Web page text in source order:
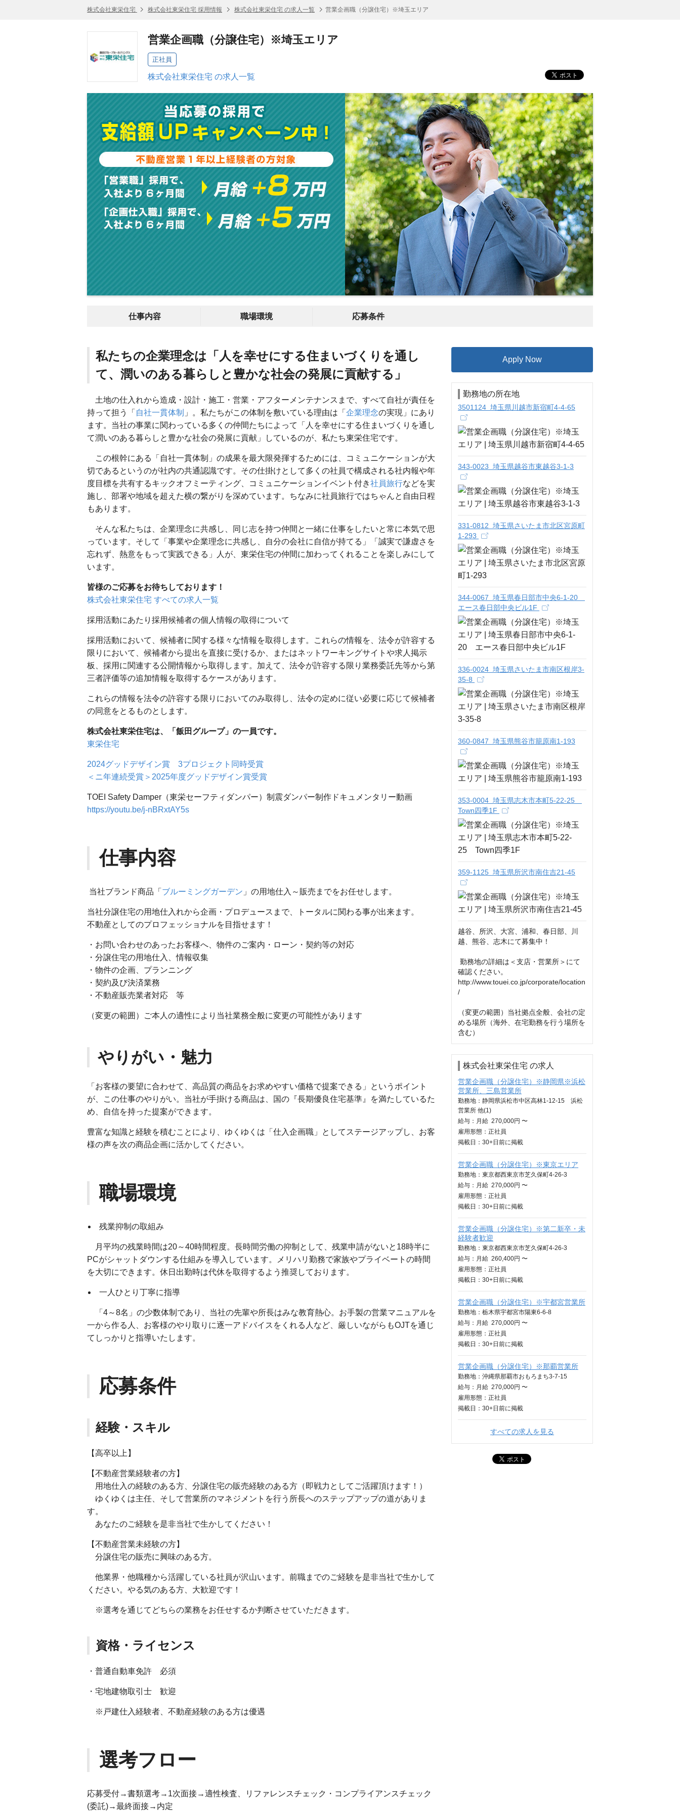
株式会社東栄住宅 株式会社東栄住宅 採用情報 株式会社東栄住宅 の求人一覧 営業企画職（分譲住宅）※埼玉エリア
営業企画職（分譲住宅）※埼玉エリア
正社員
株式会社東栄住宅 の求人一覧
仕事内容 職場環境 応募条件
私たちの企業理念は「人を幸せにする住まいづくりを通し
て、潤いのある暮らしと豊かな社会の発展に貢献する」
土地の仕入れから造成・設計・施工・営業・アフターメンテナンスまで、すべて自社が責任を
持って担う「 自社一貫体制 」。私たちがこの体制を敷いている理由は「 企業理念の実現」にあり
ます。当社の事業に関わっている多くの仲間たちによって「人を幸せにする住まいづくりを通し
て潤いのある暮らしと豊かな社会の発展に貢献」しているのが、私たち東栄住宅です。
この根幹にある「自社一貫体制」の成果を最大限発揮するためには、コミュニケーションが大
切であるというのが社内の共通認識です。その仕掛けとして多くの社員で構成される社内報や年
度目標を共有するキックオフミーティング、コミュニケーションイベント付き社員旅行などを実
施し、部署や地域を超えた横の繋がりを深めています。ちなみに社員旅行ではちゃんと自由日程
もあります。
そんな私たちは、企業理念に共感し、同じ志を持つ仲間と一緒に仕事をしたいと常に本気で思
っています。そして「事業や企業理念に共感し、自分の会社に自信が持てる」「誠実で謙虚さを
忘れず、熱意をもって実践できる」人が、東栄住宅の仲間に加わってくれることを楽しみにして
います。
皆様のご応募をお待ちしております！
株式会社東栄住宅 すべての求人一覧
採用活動にあたり採用候補者の個人情報の取得について
採用活動において、候補者に関する様々な情報を取得します。これらの情報を、法令が許容する
限りにおいて、候補者から提出を直接に受けるか、またはネットワーキングサイトや求人掲示
板、採用に関連する公開情報から取得します。加えて、法令が許容する限り業務委託先等から第
三者評価等の追加情報を取得するケースがあります。
これらの情報を法令の許容する限りにおいてのみ取得し、法令の定めに従い必要に応じて候補者
の同意をとるものとします。
株式会社東栄住宅は、「飯田グループ」の一員です。
東栄住宅
2024グッドデザイン賞 3プロジェクト同時受賞
＜ニ年連続受賞＞2025年度グッドデザイン賞受賞
TOEI Safety Damper（東栄セーフティダンパー）制震ダンパー制作ドキュメンタリー動画
https://youtu.be/j-nBRxtAY5s
仕事内容
当社ブランド商品「 ブルーミングガーデン 」の用地仕入～販売までをお任せします。
当社分譲住宅の用地仕入れから企画・プロデュースまで、トータルに関わる事が出来ます。
不動産としてのプロフェッショナルを目指せます！
・お問い合わせのあったお客様へ、物件のご案内・ローン・契約等の対応
・分譲住宅の用地仕入、情報収集
・物件の企画、プランニング
・契約及び決済業務
・不動産販売業者対応 等
（変更の範囲）ご本人の適性により当社業務全般に変更の可能性があります
やりがい・魅力
「お客様の要望に合わせて、高品質の商品をお求めやすい価格で提案できる」というポイント
が、この仕事のやりがい。当社が手掛ける商品は、国の『長期優良住宅基準』を満たしているた
め、自信を持った提案ができます。
豊富な知識と経験を積むことにより、ゆくゆくは「仕入企画職」としてステージアップし、お客
様の声を次の商品企画に活かしてください。
職場環境
残業抑制の取組み
月平均の残業時間は20～40時間程度。長時間労働の抑制として、残業申請がないと18時半に
PCがシャットダウンする仕組みを導入しています。メリハリ勤務で家族やプライベートの時間
を大切にできます。休日出勤時は代休を取得するよう推奨しております。
一人ひとり丁寧に指導
「4～8名」の少数体制であり、当社の先輩や所長はみな教育熱心。お手製の営業マニュアルを
一から作る人、お客様のやり取りに逐一アドバイスをくれる人など、厳しいながらもOJTを通じ
てしっかりと指導いたします。
応募条件
経験・スキル
【高卒以上】
【不動産営業経験者の方】
用地仕入の経験のある方、分譲住宅の販売経験のある方（即戦力としてご活躍頂けます！）
ゆくゆくは主任、そして営業所のマネジメントを行う所長へのステップアップの道がありま
す。
あなたのご経験を是非当社で生かしてください！
【不動産営業未経験の方】
分譲住宅の販売に興味のある方。
他業界・他職種から活躍している社員が沢山います。前職までのご経験を是非当社で生かして
ください。やる気のある方、大歓迎です！
※選考を通じてどちらの業務をお任せするか判断させていただきます。
資格・ライセンス
・普通自動車免許 必須
・宅地建物取引士 歓迎
※戸建仕入経験者、不動産経験のある方は優遇
選考フロー
応募受付→書類選考→1次面接→適性検査、リファレンスチェック・コンプライアンスチェック
(委託)→最終面接→内定
Apply Now
勤務地の所在地
3501124 埼玉県川越市新宿町4-4-65
343-0023 埼玉県越谷市東越谷3-1-3
331-0812 埼玉県さいたま市北区宮原町
1-293
344-0067 埼玉県春日部市中央6-1-20
エース春日部中央ビル1F
336-0024 埼玉県さいたま市南区根岸3-
35-8
360-0847 埼玉県熊谷市籠原南1-193
353-0004 埼玉県志木市本町5-22-25
Town四季1F
359-1125 埼玉県所沢市南住吉21-45
越谷、所沢、大宮、浦和、春日部、川
越、熊谷、志木にて募集中！
確認ください。
http://www.touei.co.jp/corporate/location
/
（変更の範囲）当社拠点全般、会社の定
める場所（海外、在宅勤務を行う場所を
含む）
株式会社東栄住宅 の求人
営業企画職（分譲住宅）※静岡県※浜松
営業所、三島営業所
勤務地：静岡県浜松市中区高林1-12-15 浜松
営業所 他(1)
給与： 月給 270,000円 〜
雇用形態：正社員
掲載日： 30+日 前に掲載
営業企画職（分譲住宅）※東京エリア
勤務地：東京都西東京市芝久保町4-26-3
給与： 月給 270,000円 〜
雇用形態：正社員
掲載日： 30+日 前に掲載
営業企画職（分譲住宅）※第二新卒・未
経験者歓迎
勤務地：東京都西東京市芝久保町4-26-3
給与： 月給 260,400円 〜
雇用形態：正社員
掲載日： 30+日 前に掲載
営業企画職（分譲住宅）※宇都宮営業所
勤務地：栃木県宇都宮市陽東6-6-8
給与： 月給 270,000円 〜
雇用形態：正社員
掲載日： 30+日 前に掲載
営業企画職（分譲住宅）※那覇営業所
勤務地：沖縄県那覇市おもろまち3-7-15
給与： 月給 270,000円 〜
雇用形態：正社員
掲載日： 30+日 前に掲載
すべての求人を見る